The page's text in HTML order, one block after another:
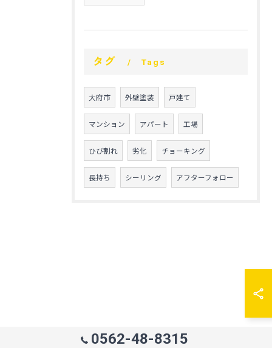
タグ Tags
大府市 外壁塗装 戸建て
マンション アパート 工場
ひび割れ 劣化 チョーキング
長持ち シーリング アフターフォロー
0562-48-8315